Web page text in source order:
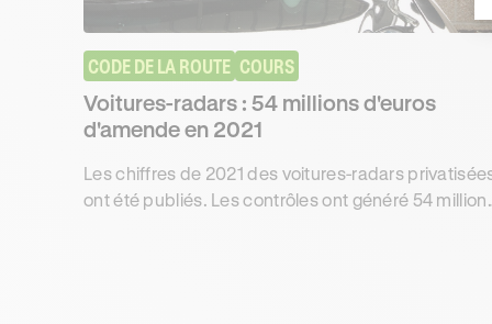
CODE DE LA ROUTE COURS
Voitures-radars : 54 millions d'euros
d'amende en 2021
Les chiffres de 2021 des voitures-radars
ont été publiés. Les contrôles ont généré 54